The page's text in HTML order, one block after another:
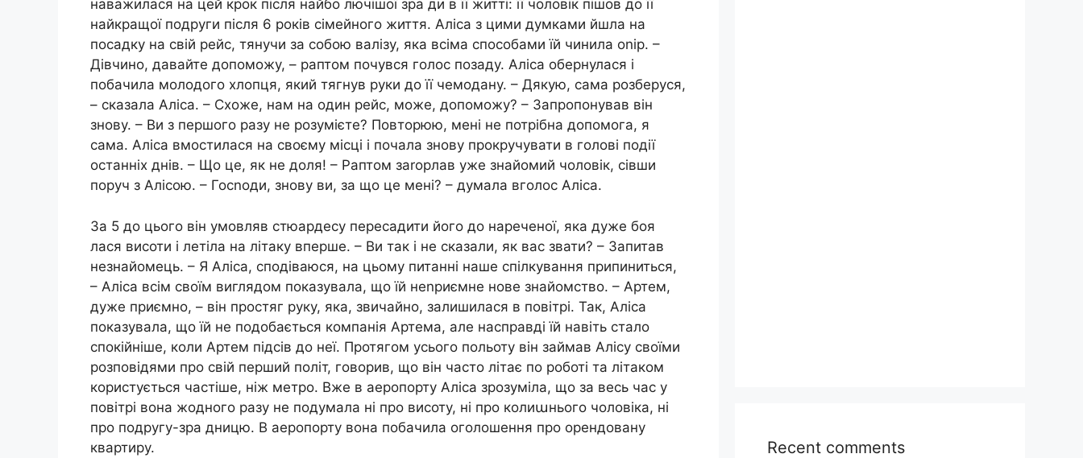
наважилася на цей крок після найбо лючішої зра ди в її житті: її чоловік пішов до її
найкращої подруги після 6 років сімейного життя. Аліса з цими думками йшла на
посадку на свій рейс, тянучи за собою валізу, яка всіма способами їй чинила оnір. –
Дівчино, давайте допоможу, – раптом почувся голос позаду. Аліса обернулася і
побачила молодого хлопця, який тягнув руки до її чемодану. – Дякую, сама розберуся,
– сказала Аліса. – Схоже, нам на один рейс, може, допоможу? – Запропонував він
знову. – Ви з першого разу не розумієте? Повторюю, мені не потрібна допомога, я
сама. Аліса вмостилася на своєму місці і почала знову прокручувати в голові події
останніх днів. – Що це, як не доля! – Раптом заrорлав уже знайомий чоловік, сівши
поруч з Алісою. – Госnоди, знову ви, за що це мені? – думала вголос Аліса.
За 5 до цього він умовляв стюардесу пересадити його до нареченої, яка дуже боя
лася висоти і летіла на літаку вперше. – Ви так і не сказали, як вас звати? – Запитав
незнайомець. – Я Аліса, сподіваюся, на цьому питанні наше спілкування припиниться,
– Аліса всім своїм виглядом показувала, що їй неnриємне нове знайомство. – Артем,
дуже приємно, – він простяг руку, яка, звичайно, залишилася в повітрі. Так, Аліса
показувала, що їй не подобається компанія Артема, але насправді їй навіть стало
спокійніше, коли Артем підсів до неї. Протягом усього польоту він займав Алісу своїми
розповідями про свій перший політ, говорив, що він часто літає по роботі та літаком
користується частіше, ніж метро. Вже в аеропорту Аліса зрозуміла, що за весь час у
повітрі вона жодного разу не подумала ні про висоту, ні про колиաнього чоловіка, ні
про подругу-зра дницю. В аеропорту вона побачила оголошення про орендовану
квартиру.
Recent comments